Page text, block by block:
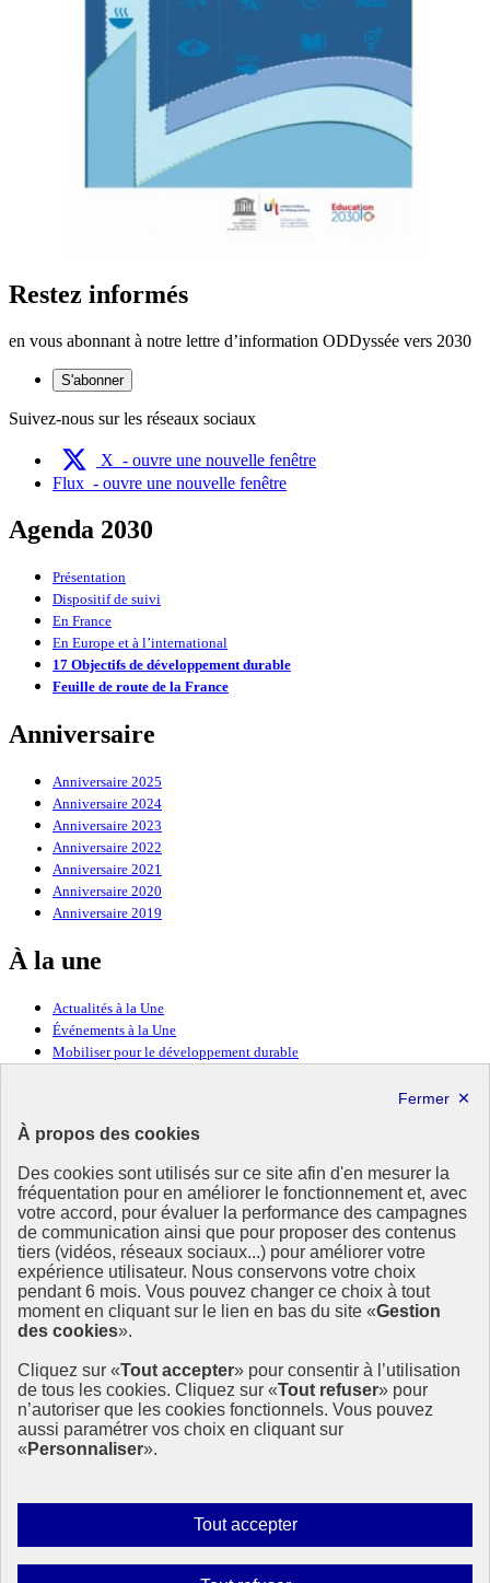
À propos des cookies
Des cookies sont utilisés sur ce site afin d'en mesurer la
fréquentation pour en améliorer le fonctionnement et, avec
votre accord, pour évaluer la performance des campagnes
de communication ainsi que pour proposer des contenus
tiers (vidéos, réseaux sociaux...) pour améliorer votre
expérience utilisateur. Nous conservons votre choix
pendant 6 mois. Vous pouvez changer ce choix à tout
moment en cliquant sur le lien en bas du site «Gestion
des cookies».
Cliquez sur «Tout accepter» pour consentir à l’utilisation
de tous les cookies. Cliquez sur «Tout refuser» pour
n’autoriser que les cookies fonctionnels. Vous pouvez
aussi paramétrer vos choix en cliquant sur
« Personnaliser».
Tout accepterAutoriser
tous
Restez informés
en vous abonnant à notre lettre d’information ODDyssée vers 2030
S'abonner
Suivez-nous sur les réseaux sociaux
X - ouvre une nouvelle fenêtre
Flux - ouvre une nouvelle fenêtre
Agenda 2030
Présentation
Dispositif de suivi
En France
En Europe et à l’international
17 Objectifs de développement durable
Feuille de route de la France
Anniversaire
Anniversaire 2025
Anniversaire 2024
Anniversaire 2023
Anniversaire 2022
Anniversaire 2021
Anniversaire 2020
Anniversaire 2019
À la une
Actualités à la Une
Événements à la Une
Mobiliser pour le développement durable
Ressources
Ressources
La Méth’ODD
Gouvernement
Ce site propose l’information de référence concernant l’Agenda
2030 et la feuille de route de la France. Il valorise la mobilisation de
tous les acteurs.
info.gouv.fr- ouvre une nouvelle fenêtre
service-public.fr - ouvre une nouvelle fenêtre
legifrance.gouv.fr- ouvre une nouvelle fenêtre
data.gouv.fr- ouvre une nouvelle fenêtre
Plan du site
Mentions légales